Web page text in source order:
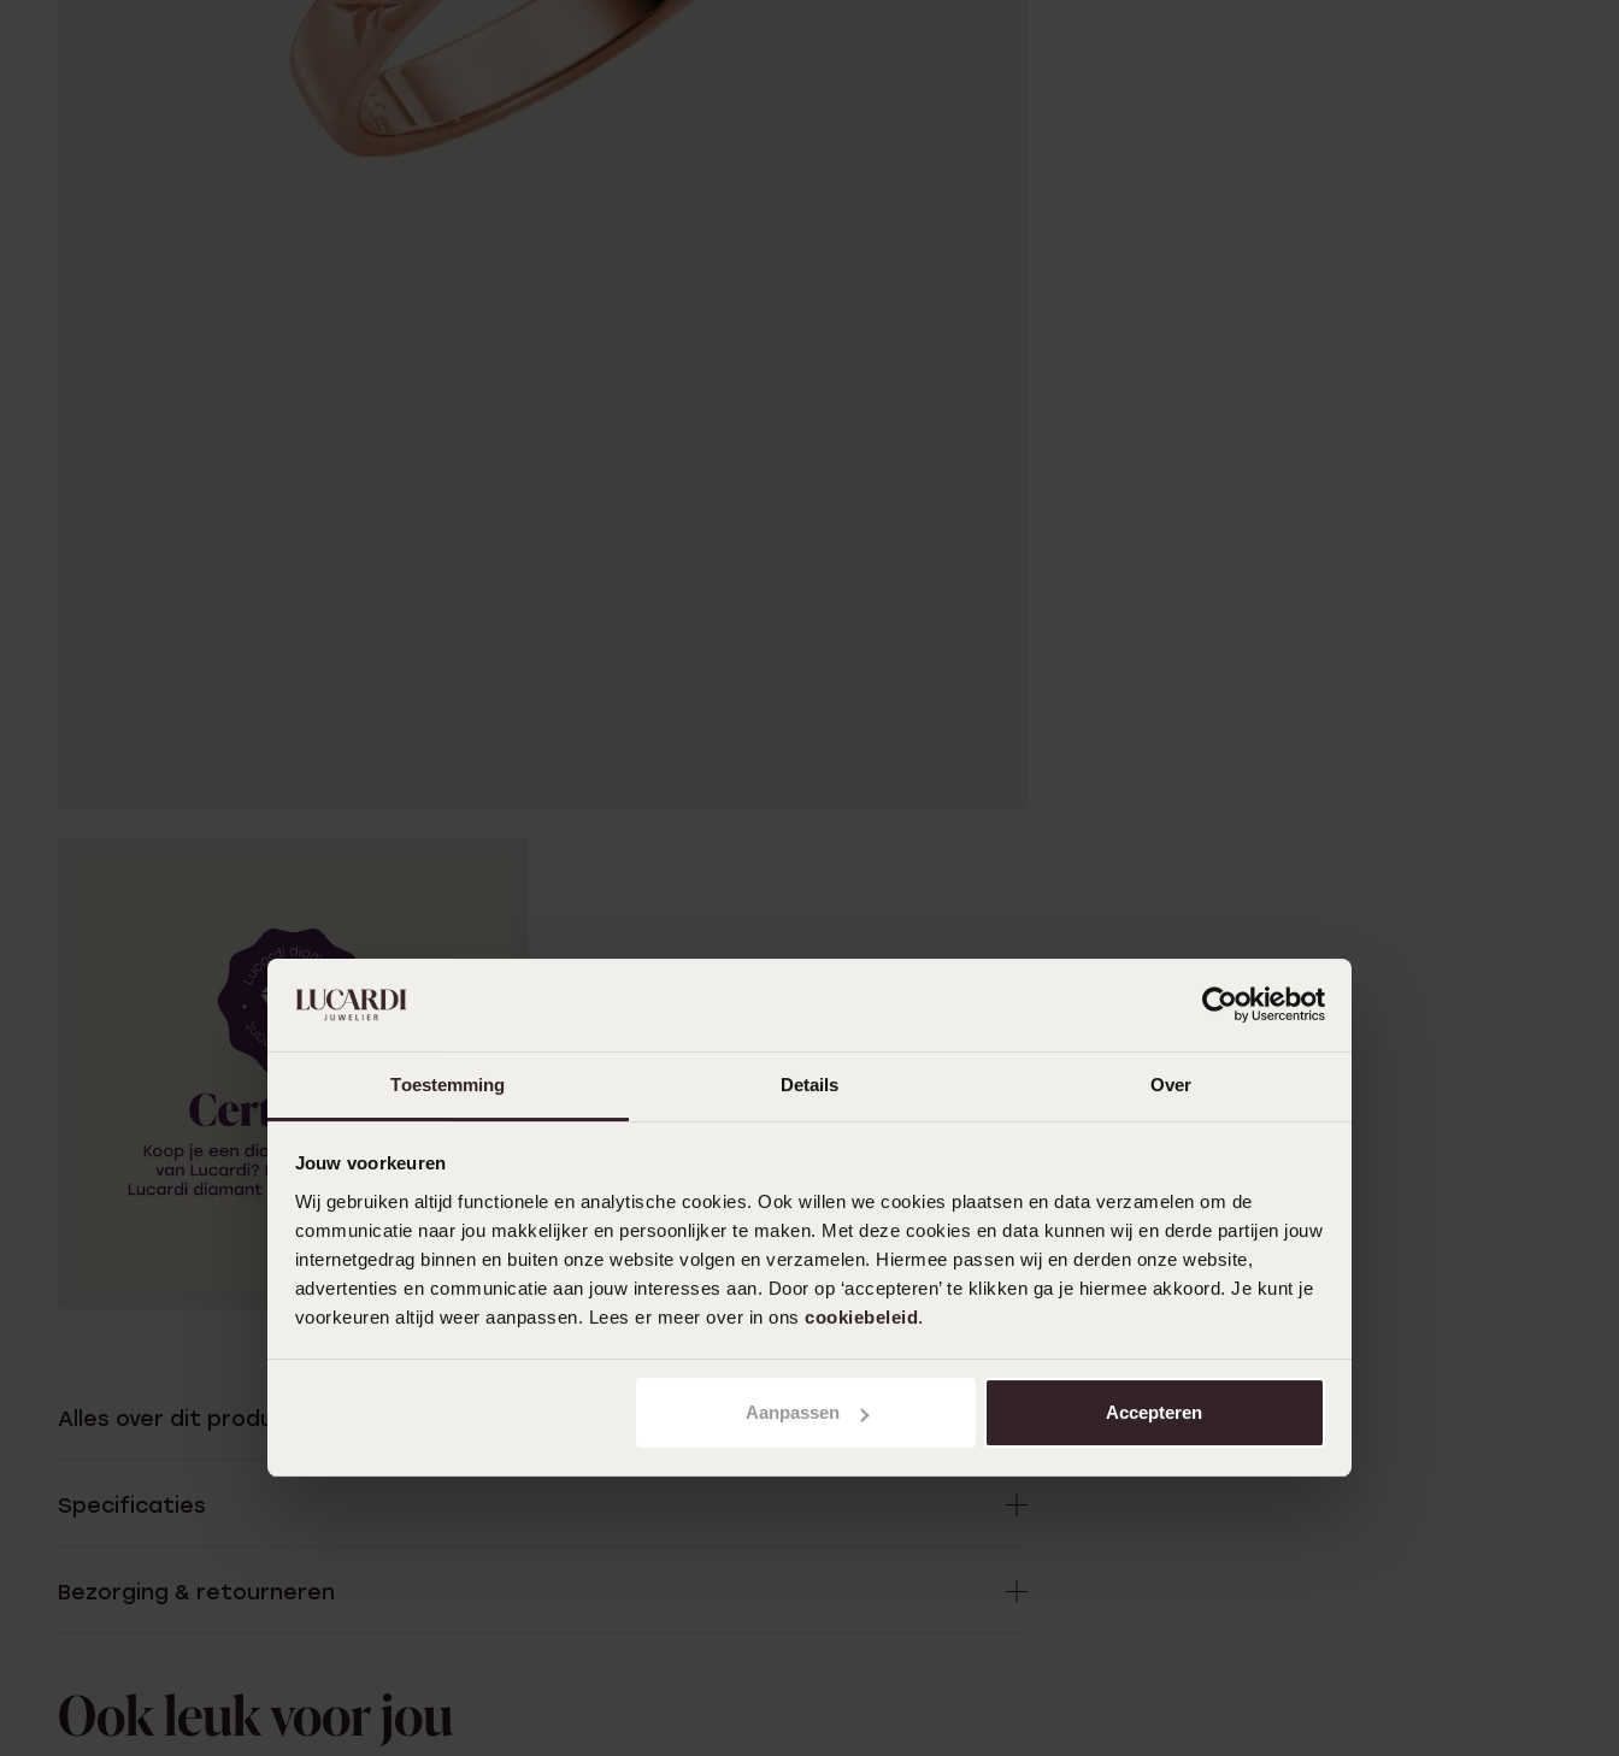
Toestemming Details Over
Jouw voorkeuren
Wij gebruiken altijd functionele en analytische cookies. Ook willen we cookies plaatsen en data verzamelen om de
communicatie naar jou makkelijker en persoonlijker te maken. Met deze cookies en data kunnen wij en derde partijen jouw
internetgedrag binnen en buiten onze website volgen en verzamelen. Hiermee passen wij en derden onze website,
advertenties en communicatie aan jouw interesses aan. Door op ‘accepteren’ te klikken ga je hiermee akkoord. Je kunt je
voorkeuren altijd weer aanpassen. Lees er meer over in ons cookiebeleid.
Aanpassen Accepteren
Alles over dit product
Specificaties
Bezorging & retourneren
Ook leuk voor jou